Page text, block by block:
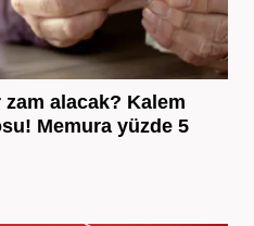
alacak? Kalem
Memura yüzde 5